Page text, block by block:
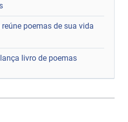
poemas de sua vida
livro de poemas